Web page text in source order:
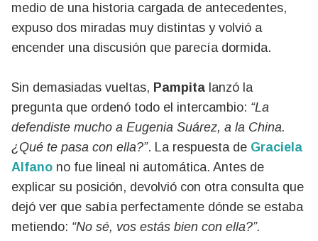
medio de una historia cargada de antecedentes,
expuso dos miradas muy distintas y volvió a
encender una discusión que parecía dormida.
Sin demasiadas vueltas, Pampita lanzó la
pregunta que ordenó todo el intercambio: “La
defendiste mucho a Eugenia Suárez, a la China.
¿Qué te pasa con ella?”. La respuesta de Graciela
Alfano no fue lineal ni automática. Antes de
explicar su posición, devolvió con otra consulta que
dejó ver que sabía perfectamente dónde se estaba
metiendo: “No sé, vos estás bien con ella?”.